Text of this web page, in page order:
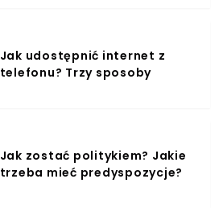
Jak udostępnić internet z
telefonu? Trzy sposoby
Jak zostać politykiem? Jakie
trzeba mieć predyspozycje?